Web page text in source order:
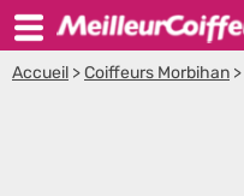
Accueil >Coiffeurs Morbihan >